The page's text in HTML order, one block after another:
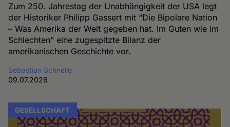
Zum 250. Jahrestag der Unabhängigkeit der USA legt
der Historiker Philipp Gassert mit “Die Bipolare Nation
– Was Amerika der Welt gegeben hat. Im Guten wie im
Schlechten” eine zugespitzte Bilanz der
amerikanischen Geschichte vor.
Sebastian Schnelle
09.07.2026
GESELLSCHAFT